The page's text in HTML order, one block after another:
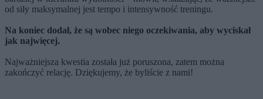
od siły maksymalnej jest tempo i intensywność treningu.
Na koniec dodał, że są wobec niego oczekiwania, aby wyciskał
jak najwięcej.
Najważniejsza kwestia została już poruszona, zatem można
zakończyć relację. Dziękujemy, że byliście z nami!